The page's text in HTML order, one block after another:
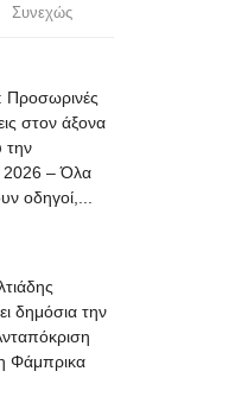
Συνεχώς
στον άξονα
την
2026 – Όλα
οδηγοί,...
δημόσια την
Φάμπρικα